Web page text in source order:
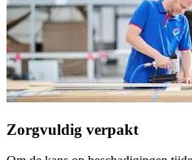
Zorgvuldig verpakt